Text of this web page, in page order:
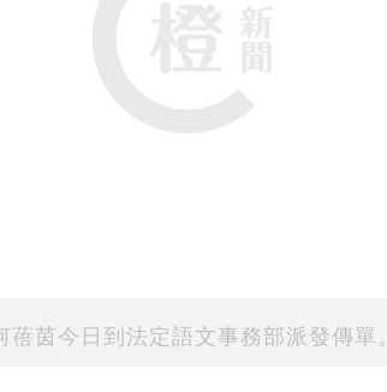
蓓茵今日到法定語文事務部派發傳單。